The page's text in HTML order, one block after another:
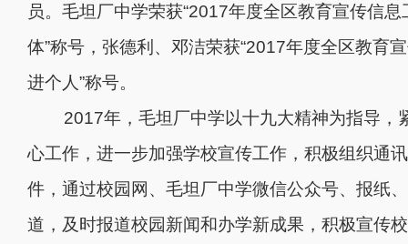
员。毛坦厂中学荣获“2017年度全区教育宣传信息
体”称号，张德利、邓洁荣获“2017年度全区教育
进个人”称号。
2017年，毛坦厂中学以十九大精神为指导，
心工作，进一步加强学校宣传工作，积极组织通
件，通过校园网、毛坦厂中学微信公众号、报纸
道，及时报道校园新闻和办学新成果，积极宣传